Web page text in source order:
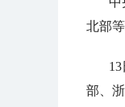
北部
部、